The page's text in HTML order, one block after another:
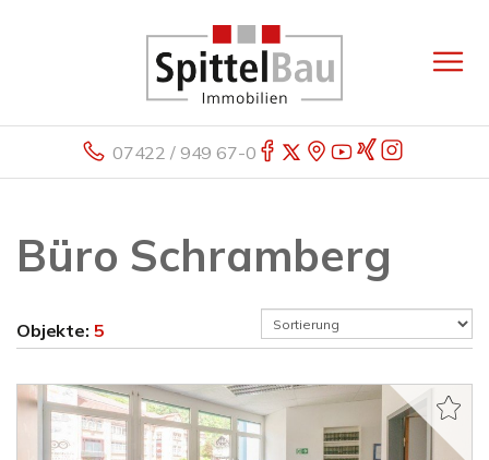
07422 / 949 67-0
Büro Schramberg
Objekte: 5